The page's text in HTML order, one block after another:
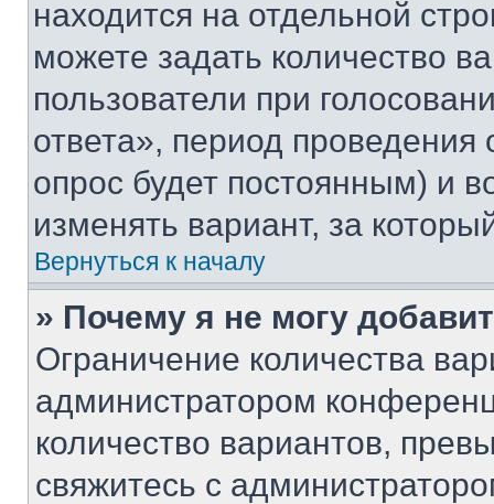
находится на отдельной
можете задать количество
пользователи при
ответа», период проведения
опрос будет постоянным) и
изменять вариант, за
Вернуться к началу
» Почему я не могу
Ограничение количества
администратором
количество вариантов,
свяжитесь с